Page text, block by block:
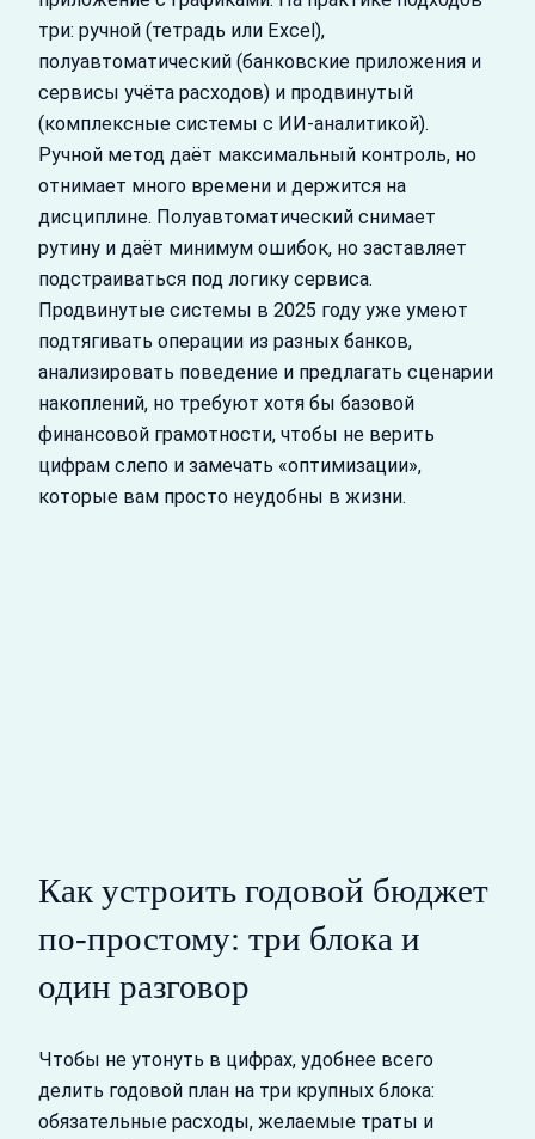
три: ручной (тетрадь или Excel),
полуавтоматический (банковские приложения и
сервисы учёта расходов) и продвинутый
(комплексные системы с ИИ‑аналитикой).
Ручной метод даёт максимальный контроль, но
отнимает много времени и держится на
дисциплине. Полуавтоматический снимает
рутину и даёт минимум ошибок, но заставляет
подстраиваться под логику сервиса.
Продвинутые системы в 2025 году уже умеют
подтягивать операции из разных банков,
анализировать поведение и предлагать сценарии
накоплений, но требуют хотя бы базовой
финансовой грамотности, чтобы не верить
цифрам слепо и замечать «оптимизации»,
которые вам просто неудобны в жизни.
Как устроить годовой бюджет
по‑простому: три блока и
один разговор
Чтобы не утонуть в цифрах, удобнее всего
делить годовой план на три крупных блока:
обязательные расходы, желаемые траты и